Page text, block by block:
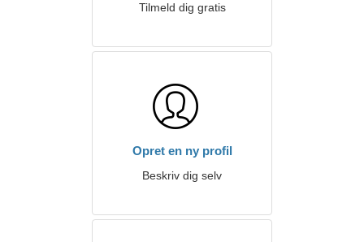
Tilmeld dig gratis
Opret en ny profil
Beskriv dig selv